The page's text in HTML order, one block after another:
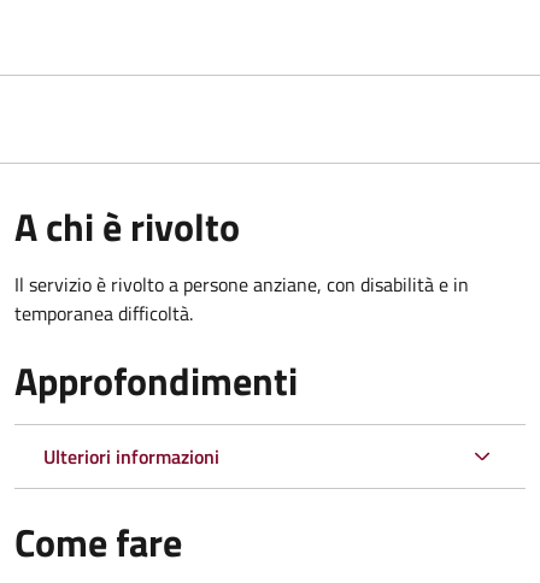
A chi è rivolto
Il servizio è rivolto a persone anziane, con disabilità e in
temporanea difficoltà.
Approfondimenti
Ulteriori informazioni
Come fare